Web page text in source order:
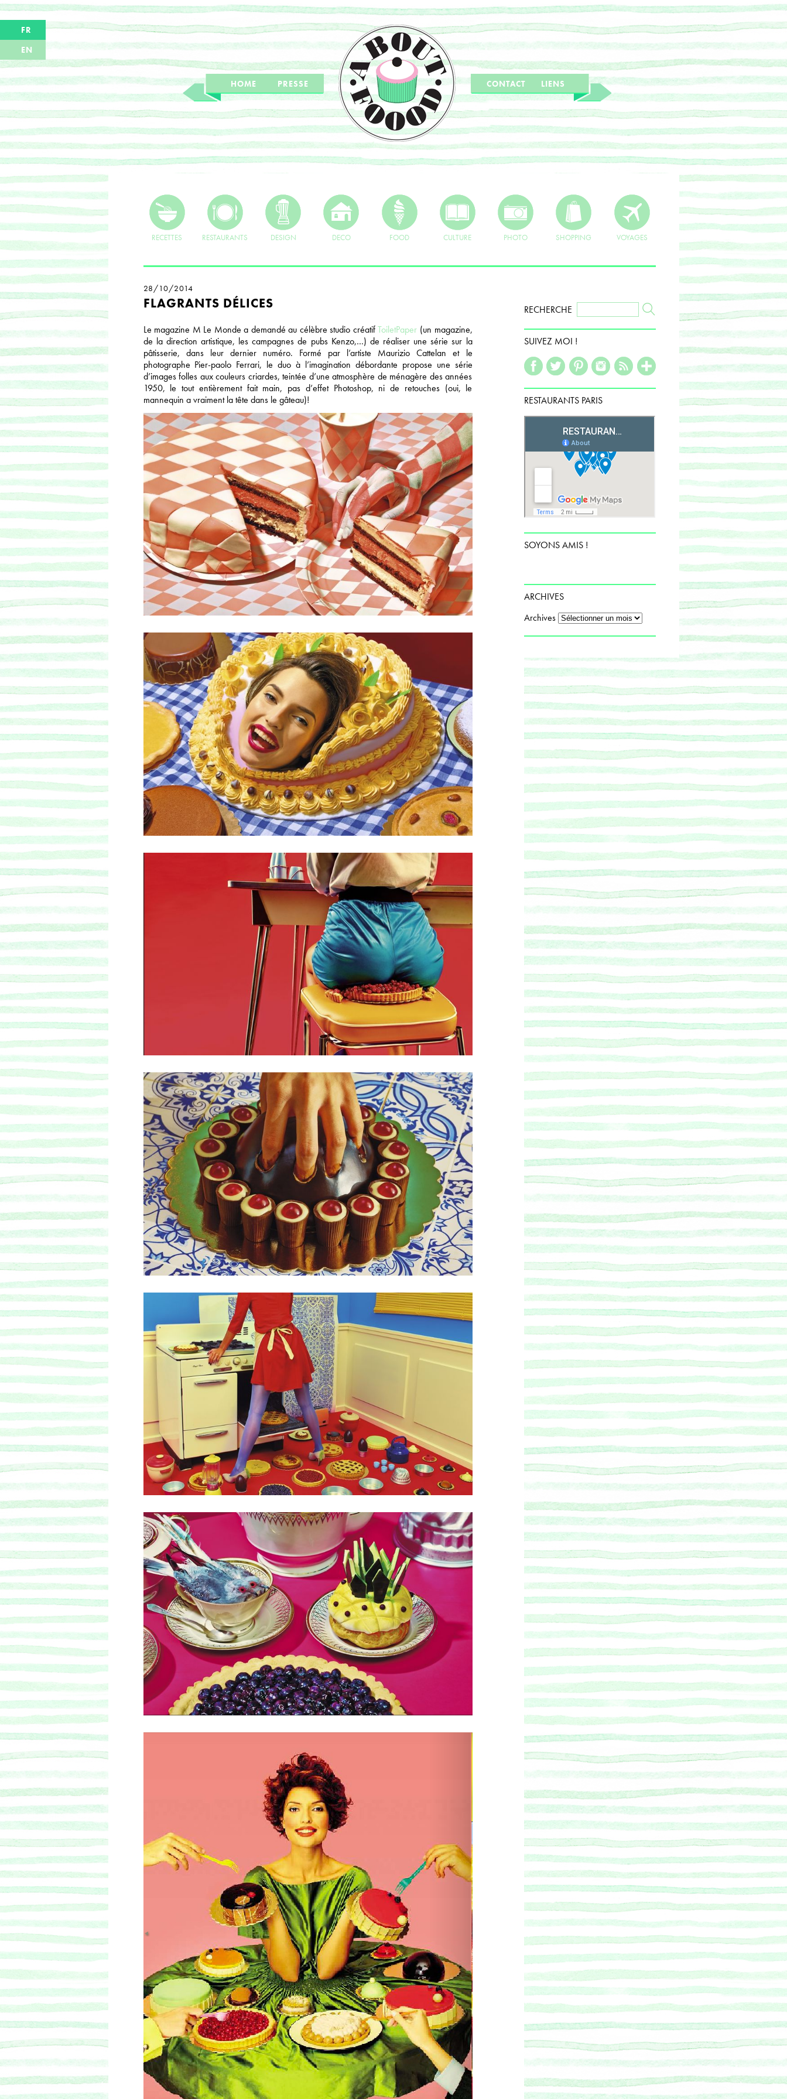
FR
EN
HOME PRESSE CONTACT LIENS
RECETTES RESTAURANTS DESIGN DECO FOOD CULTURE PHOTO SHOPPING VOYAGES
28/10/2014
FLAGRANTS DÉLICES
Le magazine M Le Monde a demandé au célèbre studio créatifToiletPaper (un magazine,
de la direction artistique, les campagnes de pubs Kenzo,…) de réaliser une série sur la
pâtisserie, dans leur dernier numéro. Formé par l’artiste Maurizio Cattelan et le
photographe Pier-paolo Ferrari, le duo à l’imagination débordante propose une série
d’images folles aux couleurs criardes, teintée d’une atmosphère de ménagère des années
1950, le tout entièrement fait main, pas d’effet Photoshop, ni de retouches (oui, le
mannequin a vraiment la tête dans le gâteau)!
RECHERCHE
SUIVEZ MOI !
RESTAURANTS PARIS
SOYONS AMIS !
ARCHIVES
Archives